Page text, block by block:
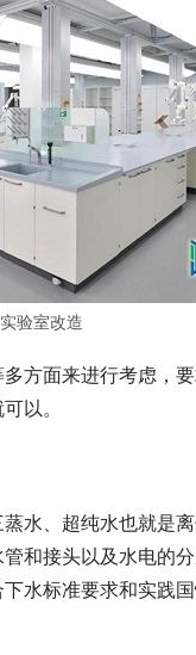
实验室改造
方面来进行考虑，
以。
水、超纯水也就是
和接头以及水电的
水标准要求和实践